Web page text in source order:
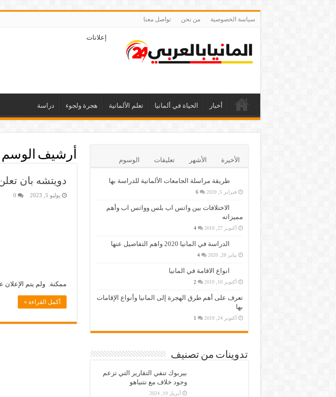
سياسة الخصوصية من نحن تواصل معنا
إعلانات
أخبار الحياة في ألمانيا تعلم الألمانية هجرة ولجوء دراسة
أرشيف الوسم
دويتشه بان
يوليو 5, 2023 0
ممكنة. ولم يتم
أكمل القراءة »
الأخيرة الأشهر تعليقات الوسوم
طريقة مراسلة الجامعات الألمانية للدراسة بها
فبراير 5, 2020 6
الاختلافات بين واتس اب بلس وواتس اب وأهم
مميزاته
أكتوبر 27, 2019 4
الدراسة في المانيا 2020 واهم التفاصيل عنها
يناير 28, 2020 4
انواع الاقامة في المانيا
أكتوبر 10, 2019 2
تعرف على أهم طرق الهجرة إلى المانيا وأنواع الإقامات
بها
أكتوبر 24, 2019 1
تدوينات من تصنيف
بيربوك تنفي التقارير التي تزعم
وجود خلاف مع نتنياهو
أبريل 19, 2024